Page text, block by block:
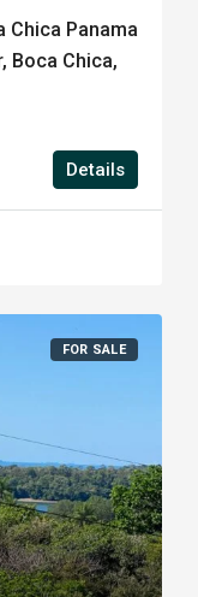
Chica Panama
Boca Chica,
Details
FOR SALE